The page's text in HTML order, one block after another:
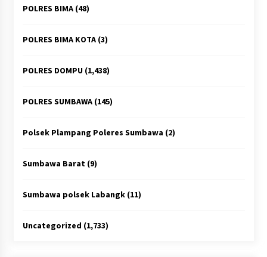
POLRES BIMA(48)
POLRES BIMA KOTA(3)
POLRES DOMPU(1,438)
POLRES SUMBAWA(145)
Polsek Plampang Poleres Sumbawa (2)
Sumbawa Barat(9)
Sumbawa polsek Labangk(11)
Uncategorized (1,733)